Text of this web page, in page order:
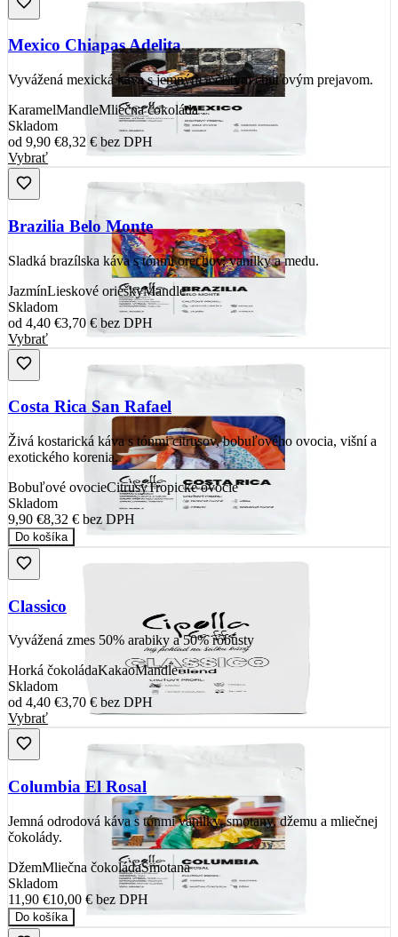
Mexico Chiapas Adelita
Vyvážená mexická káva s jemným a čistým chuťovým prejavom.
KaramelMandleMliečna čokoláda
Skladom
od 9,90 €8,32 € bez DPH
Vybrať
Brazilia Belo Monte
Sladká brazílska káva s tónmi orechov, vanilky a medu.
JazmínLieskové orieškyMandle
Skladom
od 4,40 €3,70 € bez DPH
Vybrať
Costa Rica San Rafael
Živá kostarická káva s tónmi citrusov, bobuľového ovocia, višní a
exotického korenia.
Bobuľové ovocieCitrusyTropické ovocie
Skladom
9,90 €8,32 € bez DPH
Do košíka
Classico
Vyvážená zmes 50% arabiky a 50% robusty
Horká čokoládaKakaoMandle
Skladom
od 4,40 €3,70 € bez DPH
Vybrať
Columbia El Rosal
Jemná odrodová káva s tónmi vanilky, smotany, džemu a mliečnej
čokolády.
DžemMliečna čokoládaSmotana
Skladom
11,90 €10,00 € bez DPH
Do košíka